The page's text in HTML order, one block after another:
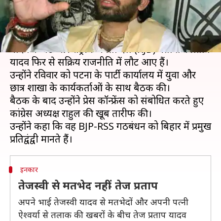
क्या है खबर?
पिछले कुछ समय से राजनीति से दूर चल रहे लालू प्रसाद
यादव के बेटे और राष्ट्रीय जनता दल (RJD) नेता तेज प्रताप
यादव फिर से सक्रिय राजनीति में लौट आए हैं।
उन्होंने रविवार को पटना के पार्टी कार्यालय में युवा और
छात्र शाखा के कार्यकर्ताओं के साथ बैठक की।
बैठक के बाद उन्होंने प्रेस कॉन्फ्रेंस को संबोधित करते हुए
कांग्रेस अध्यक्ष राहुल की खूब तारीफ की।
उन्होंने कहा कि वह BJP-RSS गठबंधन को बिहार में प्रमुख
इनकार
तेजस्वी से मतभेद नहीं- तेज प्रताप
अपने भाई तेजस्वी यादव से मतभेदों और अपनी पत्नी
ऐश्वर्या से तलाक की खबरों के बीच तेज प्रताप यादव